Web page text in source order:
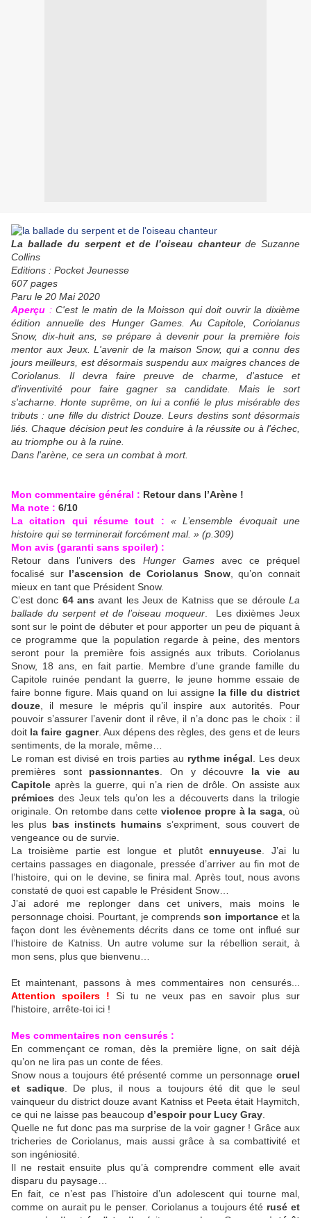
La ballade du serpent et de l’oiseau chanteurde Suzanne
Collins
Editions : Pocket Jeunesse
607 pages
Paru le 20 Mai 2020
Aperçu :C'est le matin de la Moisson qui doit ouvrir la dixième
édition annuelle des Hunger Games. Au Capitole, Coriolanus
Snow, dix-huit ans, se prépare à devenir pour la première fois
mentor aux Jeux. L'avenir de la maison Snow, qui a connu des
jours meilleurs, est désormais suspendu aux maigres chances de
Coriolanus. Il devra faire preuve de charme, d'astuce et
d'inventivité pour faire gagner sa candidate. Mais le sort
s'acharne. Honte suprême, on lui a confié le plus misérable des
tributs : une fille du district Douze. Leurs destins sont désormais
liés. Chaque décision peut les conduire à la réussite ou à l'échec,
au triomphe ou à la ruine.
Dans l'arène, ce sera un combat à mort.
Mon commentaire général : Retour dans l’Arène !
Ma note : 6/10
La citation qui résume tout :
« L’ensemble évoquait une
histoire qui se terminerait forcément mal. » (p.309)
Mon avis (garanti sans spoiler) :
Retour dans l’univers des Hunger Gamesavec ce préquel
focalisé sur l’ascension de Coriolanus Snow, qu’on connait
mieux en tant que Président Snow.
C’est donc 64 ans avant les Jeux de Katniss que se dérouleLa
ballade du serpent et de l’oiseau moqueur . Les dixièmes Jeux
sont sur le point de débuter et pour apporter un peu de piquant à
ce programme que la population regarde à peine, des mentors
seront pour la première fois assignés aux tributs. Coriolanus
Snow, 18 ans, en fait partie. Membre d’une grande famille du
Capitole ruinée pendant la guerre, le jeune homme essaie de
faire bonne figure. Mais quand on lui assigne la fille du district
douze , il mesure le mépris qu’il inspire aux autorités. Pour
pouvoir s’assurer l’avenir dont il rêve, il n’a donc pas le choix : il
doit la faire gagner. Aux dépens des règles, des gens et de leurs
sentiments, de la morale, même…
Le roman est divisé en trois parties au rythme inégal . Les deux
premières sont passionnantes . On y découvre la vie au
Capitole après la guerre, qui n’a rien de drôle. On assiste aux
prémices des Jeux tels qu’on les a découverts dans la trilogie
originale. On retombe dans cette violence propre à la saga , où
les plus bas instincts humains s’expriment, sous couvert de
vengeance ou de survie.
La troisième partie est longue et plutôtennuyeuse . J’ai lu
certains passages en diagonale, pressée d’arriver au fin mot de
l’histoire, qui on le devine, se finira mal. Après tout, nous avons
constaté de quoi est capable le Président Snow…
J’ai adoré me replonger dans cet univers, mais moins le
personnage choisi. Pourtant, je comprendsson importanceet la
façon dont les évènements décrits dans ce tome ont influé sur
l’histoire de Katniss. Un autre volume sur la rébellion serait, à
mon sens, plus que bienvenu…
Et maintenant, passons à mes commentaires non censurés...
Attention spoilers ! Si tu ne veux pas en savoir plus sur
l'histoire, arrête-toi ici !
Mes commentaires non censurés :
En commençant ce roman, dès la première ligne, on sait déjà
qu’on ne lira pas un conte de fées.
Snow nous a toujours été présenté comme un personnage cruel
et sadique. De plus, il nous a toujours été dit que le seul
vainqueur du district douze avant Katniss et Peeta était Haymitch,
ce qui ne laisse pas beaucoup d’espoir pour Lucy Gray
Quelle ne fut donc pas ma surprise de la voir gagner ! Grâce aux
tricheries de Coriolanus, mais aussi grâce à sa combattivité et
son ingéniosité.
Il ne restait ensuite plus qu’à comprendre comment elle avait
disparu du paysage…
En fait, ce n’est pas l’histoire d’un adolescent qui tourne mal,
comme on aurait pu le penser. Coriolanus a toujours été rusé et